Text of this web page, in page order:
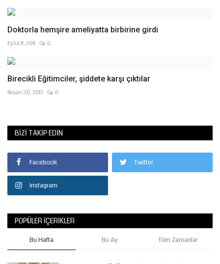
Doktorla hemşire ameliyatta birbirine girdi
Eylül 11, 2011 0
Birecikli Eğitimciler, şiddete karşı çıktılar
Nisan 30, 2012 0
BIZI TAKIP EDIN
Facebook Twitter
Instagram
POPÜLER İÇERIKLER
Bu Hafta Bu Ay Tüm Zamanlar